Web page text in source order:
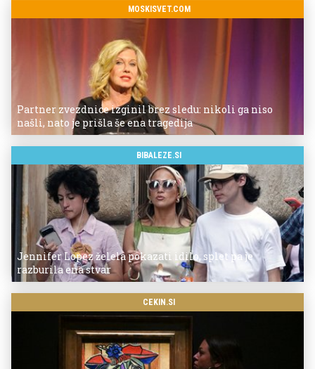
MOSKISVET.COM
Partner zvezdnice izginil brez sledu: nikoli ga niso
našli, nato je prišla še ena tragedija
BIBALEZE.SI
Jennifer Lopez želela pokazati idilo, splet pa je
razburila ena stvar
CEKIN.SI